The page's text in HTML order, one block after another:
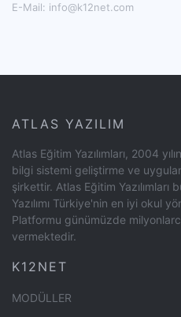
E-Mail: info@k12net.com
ATLAS YAZILIM
Atlas Eğitim Yazılımları, 2004
bilgi sistemi geliştirme ve
şirkettir. Atlas Eğitim Yazılımları
Yazılımı Türkiye'nin en iyi okul
Platformu günümüzde
vermektedir.
K12NET
MODÜLLER